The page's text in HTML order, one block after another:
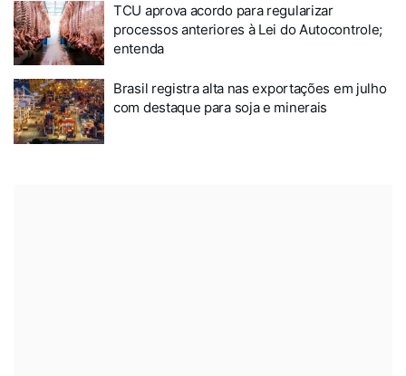
TCU aprova acordo para regularizar
processos anteriores à Lei do Autocontrole;
entenda
Brasil registra alta nas exportações em julho
com destaque para soja e minerais